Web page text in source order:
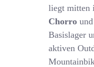
liegt mitten
Chorro
Basislager
aktiven